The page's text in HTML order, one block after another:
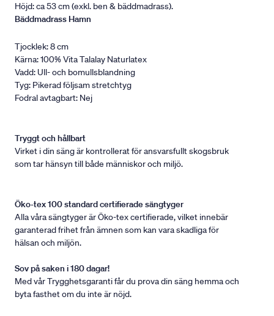
Höjd: ca 53 cm (exkl. ben & bäddmadrass).
Bäddmadrass Hamn
Tjocklek: 8 cm
Kärna: 100% Vita Talalay Naturlatex
Vadd: Ull- och bomullsblandning
Tyg: Pikerad följsam stretchtyg
Fodral avtagbart: Nej
Tryggt och hållbart
Virket i din säng är kontrollerat för ansvarsfullt skogsbruk
som tar hänsyn till både människor och miljö.
Öko-tex 100 standard certifierade sängtyger
Alla våra sängtyger är Öko-tex certifierade, vilket innebär
garanterad frihet från ämnen som kan vara skadliga för
hälsan och miljön.
Sov på saken i 180 dagar!
Med vår Trygghetsgaranti får du prova din säng hemma och
byta fasthet om du inte är nöjd.